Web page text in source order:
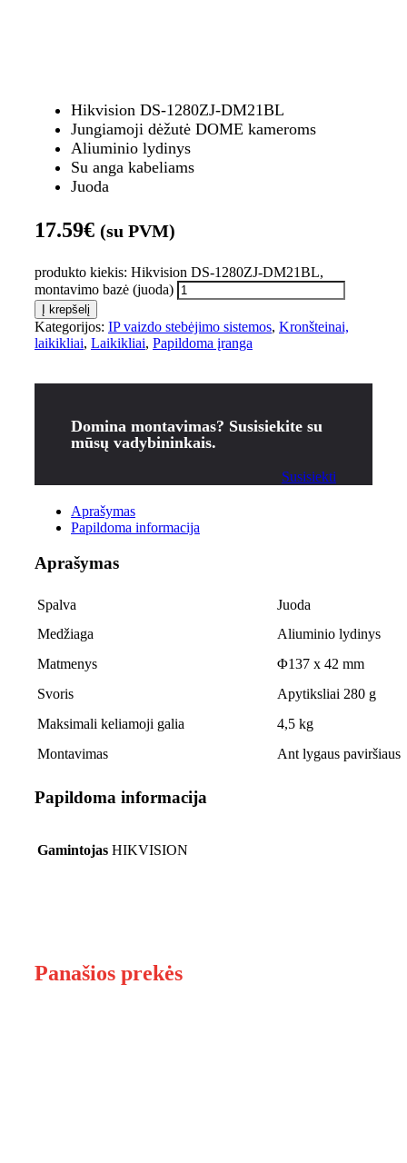
Hikvision DS-1280ZJ-DM21BL
Jungiamoji dėžutė DOME kameroms
Aliuminio lydinys
Su anga kabeliams
Juoda
17.59€ (su PVM)
produkto kiekis: Hikvision DS-1280ZJ-DM21BL,
montavimo bazė (juoda)
Į krepšelį
Kategorijos: IP vaizdo stebėjimo sistemos, Kronšteinai,
laikikliai, Laikikliai, Papildoma įranga
Domina montavimas? Susisiekite su
mūsų vadybininkais.
Susisiekti
Aprašymas
Papildoma informacija
Aprašymas
Spalva
Juoda
Medžiaga
Aliuminio lydinys
Matmenys
Φ137 x 42 mm
Svoris
Apytiksliai 280 g
Maksimali keliamoji galia
4,5 kg
Montavimas
Ant lygaus paviršiaus
Papildoma informacija
Gamintojas HIKVISION
Panašios prekės